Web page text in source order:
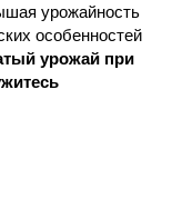
урожайность
особенностей
урожай при